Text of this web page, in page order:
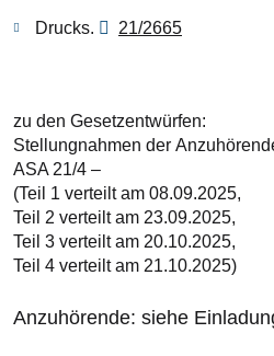
Drucks. 21/2665
zu den Gesetzentwürfen:
Stellungnahmen der
ASA 21/4 –
(Teil 1 verteilt am 08.09.2025,
Teil 2 verteilt am 23.09.2025,
Teil 3 verteilt am 20.10.2025,
Teil 4 verteilt am 21.10.2025)
Anzuhörende: siehe